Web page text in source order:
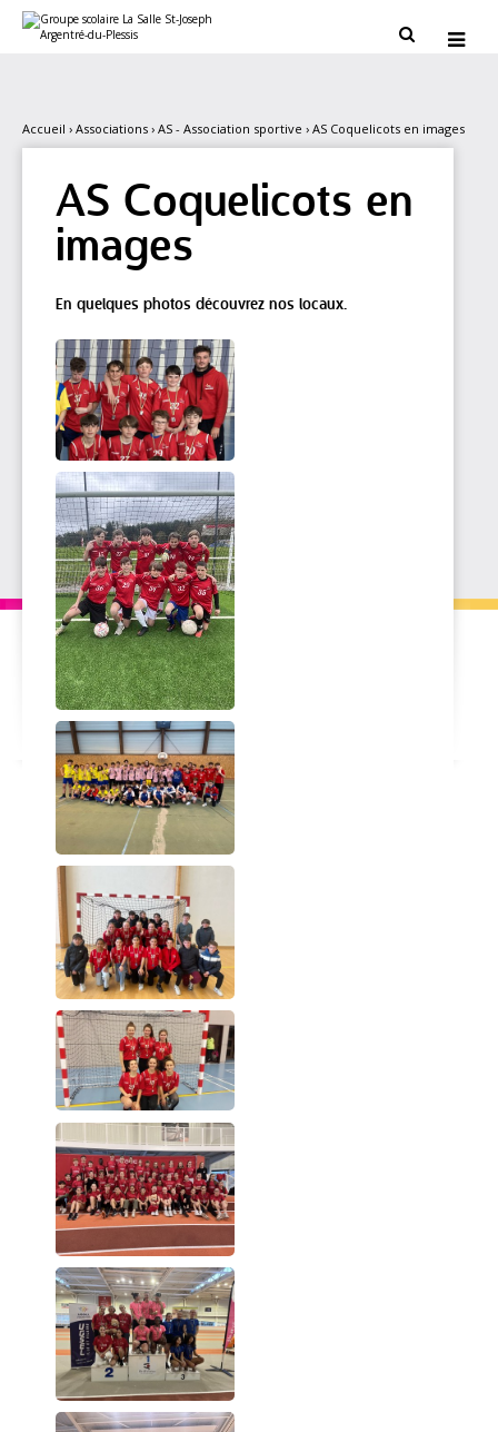
contenu.
personnels
 
Accueil › Associations › AS - Association sportive › AS Coquelicots en images
AS Coquelicots en
images
En quelques photos découvrez nos locaux.